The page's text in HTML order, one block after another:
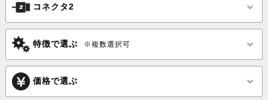
HDMI
変換アダ
￥2,310〜
変換
￥
コネクタ2
特徴で選ぶ ※複数選択可
価格で選ぶ